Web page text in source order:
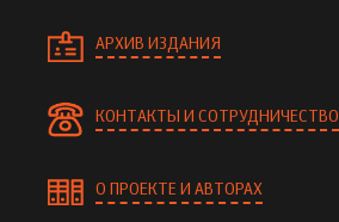
АРХИВ ИЗДАНИЯ
КОНТАКТЫ И СОТРУДНИЧЕСТВО
О ПРОЕКТЕ И АВТОРАХ